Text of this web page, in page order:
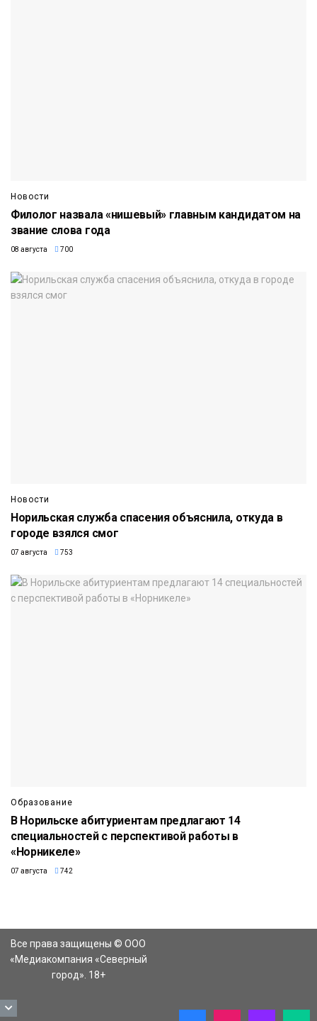
Новости
Филолог назвала «нишевый» главным кандидатом на
звание слова года
08 августа 700
Новости
Норильская служба спасения объяснила, откуда в
городе взялся смог
07 августа 753
Образование
В Норильске абитуриентам предлагают 14
специальностей с перспективой работы в
«Норникеле»
07 августа 742
Все права защищены © ООО
«Медиакомпания «Северный
город». 18+